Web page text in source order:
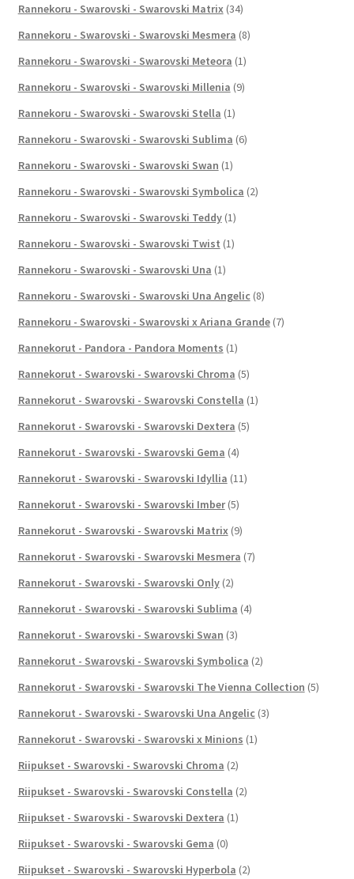
Rannekoru - Swarovski - Swarovski Matrix (34)
Rannekoru - Swarovski - Swarovski Mesmera (8)
Rannekoru - Swarovski - Swarovski Meteora (1)
Rannekoru - Swarovski - Swarovski Millenia (9)
Rannekoru - Swarovski - Swarovski Stella (1)
Rannekoru - Swarovski - Swarovski Sublima (6)
Rannekoru - Swarovski - Swarovski Swan (1)
Rannekoru - Swarovski - Swarovski Symbolica (2)
Rannekoru - Swarovski - Swarovski Teddy (1)
Rannekoru - Swarovski - Swarovski Twist (1)
Rannekoru - Swarovski - Swarovski Una (1)
Rannekoru - Swarovski - Swarovski Una Angelic (8)
Rannekoru - Swarovski - Swarovski x Ariana Grande (7)
Rannekorut - Pandora - Pandora Moments (1)
Rannekorut - Swarovski - Swarovski Chroma (5)
Rannekorut - Swarovski - Swarovski Constella (1)
Rannekorut - Swarovski - Swarovski Dextera (5)
Rannekorut - Swarovski - Swarovski Gema (4)
Rannekorut - Swarovski - Swarovski Idyllia (11)
Rannekorut - Swarovski - Swarovski Imber (5)
Rannekorut - Swarovski - Swarovski Matrix (9)
Rannekorut - Swarovski - Swarovski Mesmera (7)
Rannekorut - Swarovski - Swarovski Only (2)
Rannekorut - Swarovski - Swarovski Sublima (4)
Rannekorut - Swarovski - Swarovski Swan (3)
Rannekorut - Swarovski - Swarovski Symbolica (2)
Rannekorut - Swarovski - Swarovski The Vienna Collection (5)
Rannekorut - Swarovski - Swarovski Una Angelic (3)
Rannekorut - Swarovski - Swarovski x Minions (1)
Riipukset - Swarovski - Swarovski Chroma (2)
Riipukset - Swarovski - Swarovski Constella (2)
Riipukset - Swarovski - Swarovski Dextera (1)
Riipukset - Swarovski - Swarovski Gema (0)
Riipukset - Swarovski - Swarovski Hyperbola (2)